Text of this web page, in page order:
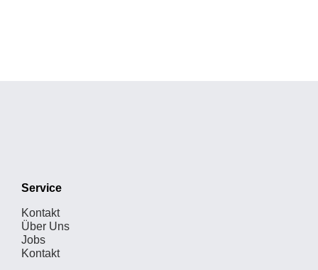
Service
Kontakt
Über Uns
Jobs
Kontakt